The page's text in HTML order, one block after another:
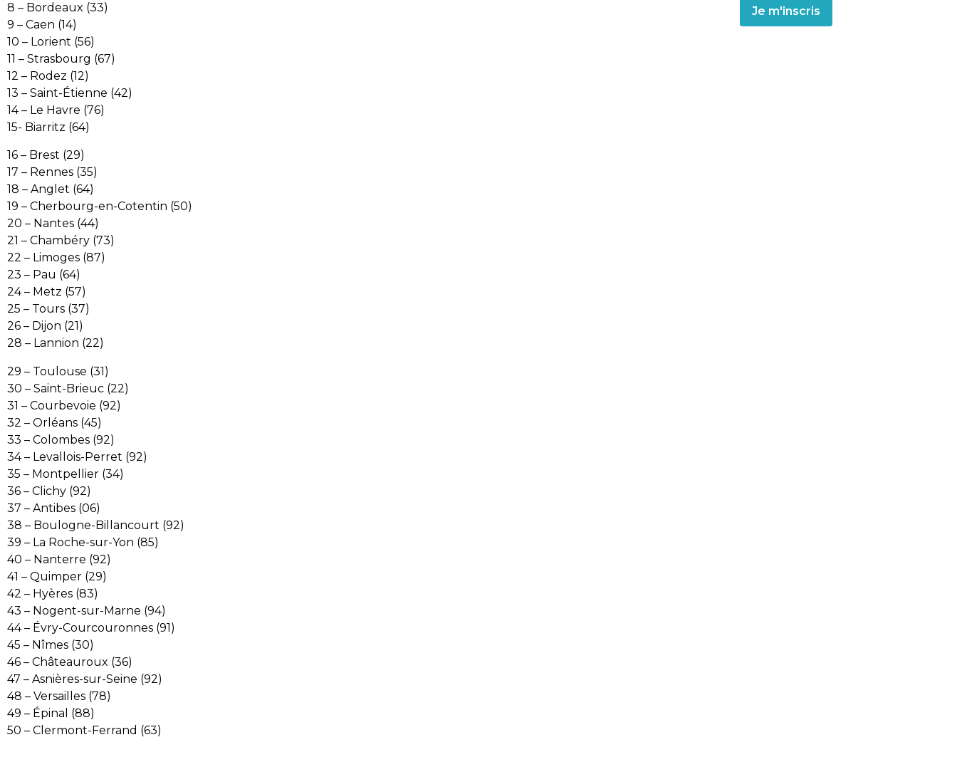
8 – Bordeaux (33)
9 – Caen (14)
10 – Lorient (56)
11 – Strasbourg (67)
12 – Rodez (12)
13 – Saint-Étienne (42)
14 – Le Havre (76)
15- Biarritz (64)
16 – Brest (29)
17 – Rennes (35)
18 – Anglet (64)
19 – Cherbourg-en-Cotentin (50)
20 – Nantes (44)
21 – Chambéry (73)
22 – Limoges (87)
23 – Pau (64)
24 – Metz (57)
25 – Tours (37)
26 – Dijon (21)
28 – Lannion (22)
29 – Toulouse (31)
30 – Saint-Brieuc (22)
31 – Courbevoie (92)
32 – Orléans (45)
33 – Colombes (92)
34 – Levallois-Perret (92)
35 – Montpellier (34)
36 – Clichy (92)
37 – Antibes (06)
38 – Boulogne-Billancourt (92)
39 – La Roche-sur-Yon (85)
40 – Nanterre (92)
41 – Quimper (29)
42 – Hyères (83)
43 – Nogent-sur-Marne (94)
44 – Évry-Courcouronnes (91)
45 – Nîmes (30)
46 – Châteauroux (36)
47 – Asnières-sur-Seine (92)
48 – Versailles (78)
49 – Épinal (88)
50 – Clermont-Ferrand (63)